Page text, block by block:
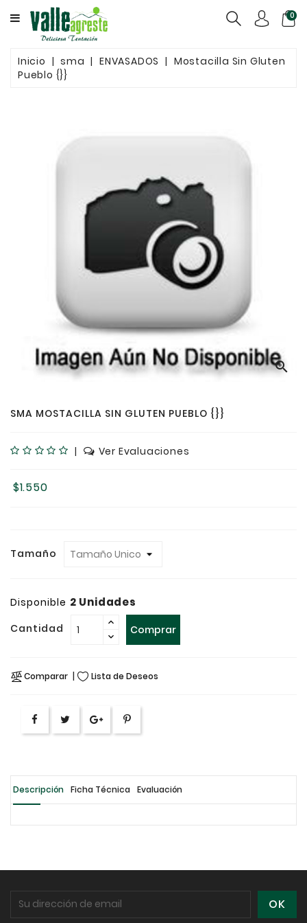
CATEGORY
SOMOS
GRANELES
0
Inicio sma ENVASADOS
Mostacilla Sin Gluten
Pueblo {}}

SMA MOSTACILLA SIN GLUTEN PUEBLO {}}
| Ver Evaluaciones
$1.550
Tamaño
Disponible 2 Unidades
Cantidad Comprar
Comparar Lista de Deseos
Descripción Ficha Técnica Evaluación